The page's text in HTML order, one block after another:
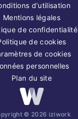
d'utilisation
Mentions légales
de confidentialité
de cookies
de cookies
personnelles
Plan du site
© 2026 iziwork